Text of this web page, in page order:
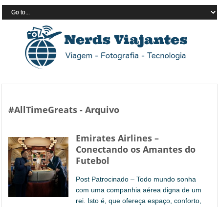
#AllTimeGreats - Arquivo
Emirates Airlines –
Conectando os Amantes do
Futebol
Post Patrocinado – Todo mundo sonha
com uma companhia aérea digna de um
rei. Isto é, que ofereça espaço, conforto,